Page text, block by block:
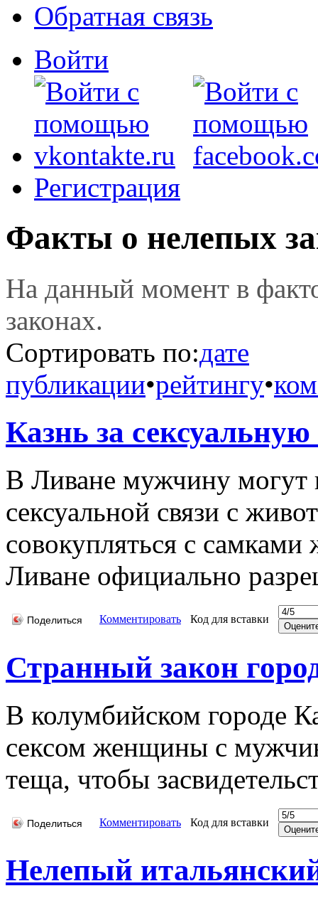
Обратная связь
Войти
Регистрация
Факты о нелепых
На данный момент в
законах.
Сортировать по:дате
публикации•рейтингу•
Казнь за
В Ливане мужчину могут
сексуальной связи с
совокупляться с
Ливане официально
Поделиться Комментировать Код для вставки
Странный закон
В колумбийском городе
сексом женщины с
теща, чтобы
Поделиться Комментировать Код для вставки
Нелепый